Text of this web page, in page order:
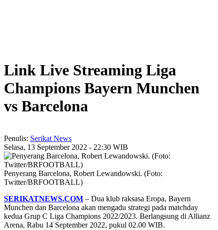
Link Live Streaming Liga
Champions Bayern Munchen
vs Barcelona
Penulis: Serikat News
Selasa, 13 September 2022 - 22:30 WIB
Penyerang Barcelona, Robert Lewandowski. (Foto:
Twitter/BRFOOTBALL)
SERIKATNEWS.COM – Dua klub raksasa Eropa, Bayern
Munchen dan Barcelona akan mengadu strategi pada matchday
kedua Grup C Liga Champions 2022/2023. Berlangsung di Allianz
Arena, Rabu 14 September 2022, pukul 02.00 WIB.